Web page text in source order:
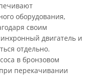
оборудования,
своим
двигатель и
отдельно.
в бронзовом
перекачивании